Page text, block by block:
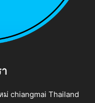
ม่ chiangmai Thailand